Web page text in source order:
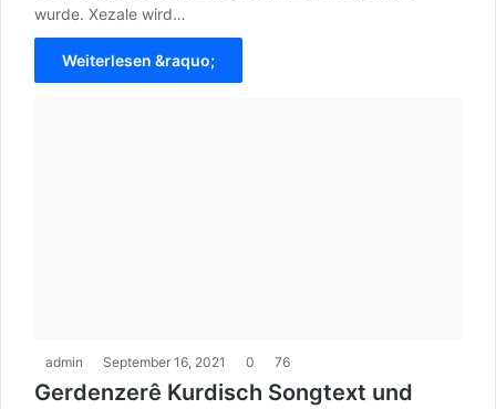
wurde. Xezale wird…
Weiterlesen &raquo;
admin September 16, 2021 0 76
Gerdenzerê Kurdisch Songtext und